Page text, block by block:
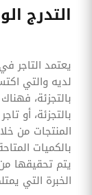
التدرج
يعتمد التاجر
لديه والتي
بالتجزئة،
بالتجزئة، أو
المنتجات من
بالكميات
يتم تحقيقها
الخبرة التي